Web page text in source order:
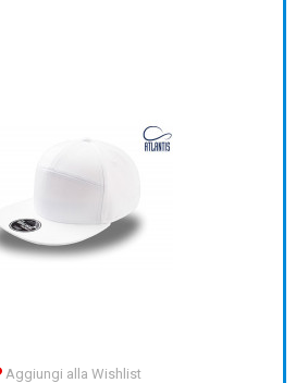
Aggiungi alla Wishlist